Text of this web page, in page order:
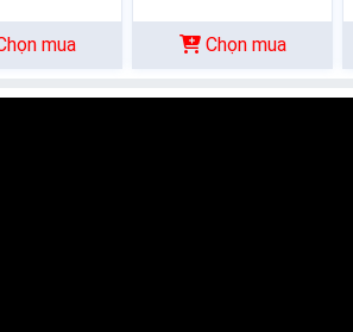
mua Chọn mua